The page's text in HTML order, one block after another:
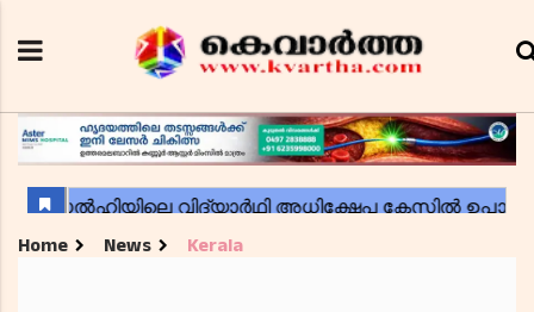
Home News Kerala